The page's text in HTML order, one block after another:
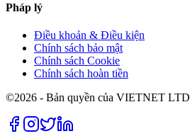
Pháp lý
Điều khoản & Điều kiện
Chính sách bảo mật
Chính sách Cookie
Chính sách hoàn tiền
©2026 - Bản quyền của VIETNET LTD